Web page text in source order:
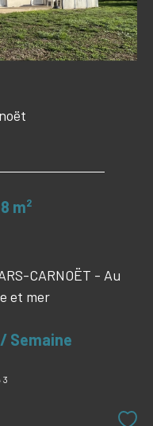
m²
CARNOËT - Au
et mer
Semaine